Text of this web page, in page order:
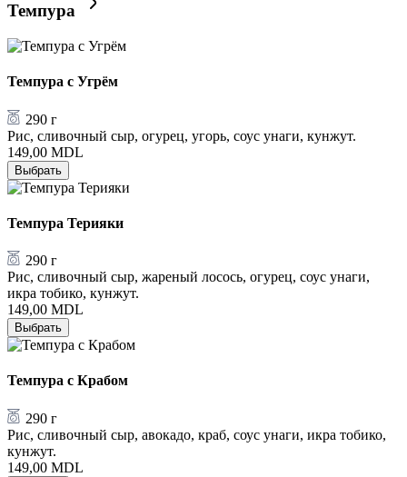
Темпура
Темпура с Угрём
290 г
Рис, сливочный сыр, огурец, угорь, соус унаги, кунжут.
149,00 MDL
Выбрать
Темпура Терияки
290 г
Рис, сливочный сыр, жареный лосось, огурец, соус унаги,
икра тобико, кунжут.
149,00 MDL
Выбрать
Темпура с Крабом
290 г
Рис, сливочный сыр, авокадо, краб, соус унаги, икра тобико,
кунжут.
149,00 MDL